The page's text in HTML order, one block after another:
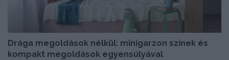
Drága megoldások nélkül: minigarzon színek és
kompakt megoldások egyensúlyával